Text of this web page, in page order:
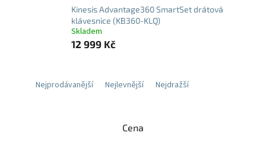
Kinesis Advantage360 SmartSet drátová
klávesnice (KB360-KLQ)
Skladem
12 999 Kč
Nejprodávanější Nejlevnější Nejdražší
Cena